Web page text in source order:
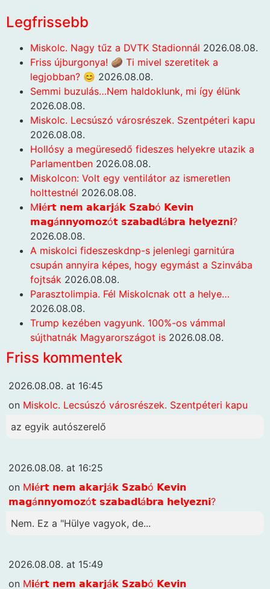
Legfrissebb
Miskolc. Nagy tűz a DVTK Stadionnál 2026.08.08.
Friss újburgonya! 🥔 Ti mivel szeretitek a
legjobban? 😊 2026.08.08.
Semmi buzulás…Nem haldoklunk, mi így élünk
2026.08.08.
Miskolc. Lecsúszó városrészek. Szentpéteri kapu
2026.08.08.
Hollósy a megüresedő fideszes helyekre utazik a
Parlamentben 2026.08.08.
Miskolcon: Volt egy ventilátor az ismeretlen
holttestnél 2026.08.08.
M𝗶é𝗿𝘁 𝗻𝗲𝗺 𝗮𝗸𝗮𝗿𝗷á𝗸 𝗦𝘇𝗮𝗯ó 𝗞𝗲𝘃𝗶𝗻
𝗺𝗮𝗴á𝗻𝗻𝘆𝗼𝗺𝗼𝘇ó𝘁 𝘀𝘇𝗮𝗯𝗮𝗱𝗹á𝗯𝗿𝗮 𝗵𝗲𝗹𝘆𝗲𝘇𝗻𝗶?
2026.08.08.
A miskolci fideszeskdnp-s jelenlegi garnitúra
csupán annyira képes, hogy egymást a Szinvába
fojtsák 2026.08.08.
Parasztolimpia. Fél Miskolcnak ott a helye…
2026.08.08.
Trump kezében vagyunk. 100%-os vámmal
sújthatnák Magyarországot is 2026.08.08.
Friss kommentek
2026.08.08. at 16:45
on Miskolc. Lecsúszó városrészek. Szentpéteri kapu
az egyik autószerelő
2026.08.08. at 16:25
on M𝗶é𝗿𝘁 𝗻𝗲𝗺 𝗮𝗸𝗮𝗿𝗷á𝗸 𝗦𝘇𝗮𝗯ó 𝗞𝗲𝘃𝗶𝗻
𝗺𝗮𝗴á𝗻𝗻𝘆𝗼𝗺𝗼𝘇ó𝘁 𝘀𝘇𝗮𝗯𝗮𝗱𝗹á𝗯𝗿𝗮 𝗵𝗲𝗹𝘆𝗲𝘇𝗻𝗶?
Nem. Ez a "Hülye vagyok, de...
2026.08.08. at 15:49
on M𝗶é𝗿𝘁 𝗻𝗲𝗺 𝗮𝗸𝗮𝗿𝗷á𝗸 𝗦𝘇𝗮𝗯ó 𝗞𝗲𝘃𝗶𝗻